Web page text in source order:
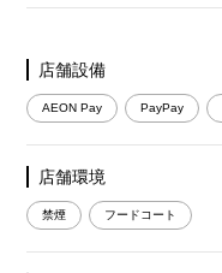
店舗設備
AEON Pay PayPay
店舗環境
禁煙 フードコート